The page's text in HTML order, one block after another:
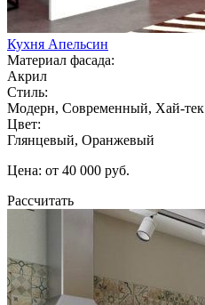
Кухня Апельсин
Материал фасада:
Акрил
Стиль:
Модерн, Современный, Хай-тек
Цвет:
Глянцевый, Оранжевый
Цена: от 40 000 руб.
Рассчитать